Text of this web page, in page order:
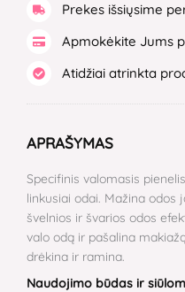
Prekes išsiųsime
Apmokėkite Jums
Atidžiai atrinkta
APRAŠYMAS
Specifinis valomasis
linkusiai odai. Mažina odos
švelnios ir švarios odos
valo odą ir pašalina
drėkina ir ramina.
Naudojimo būdas ir